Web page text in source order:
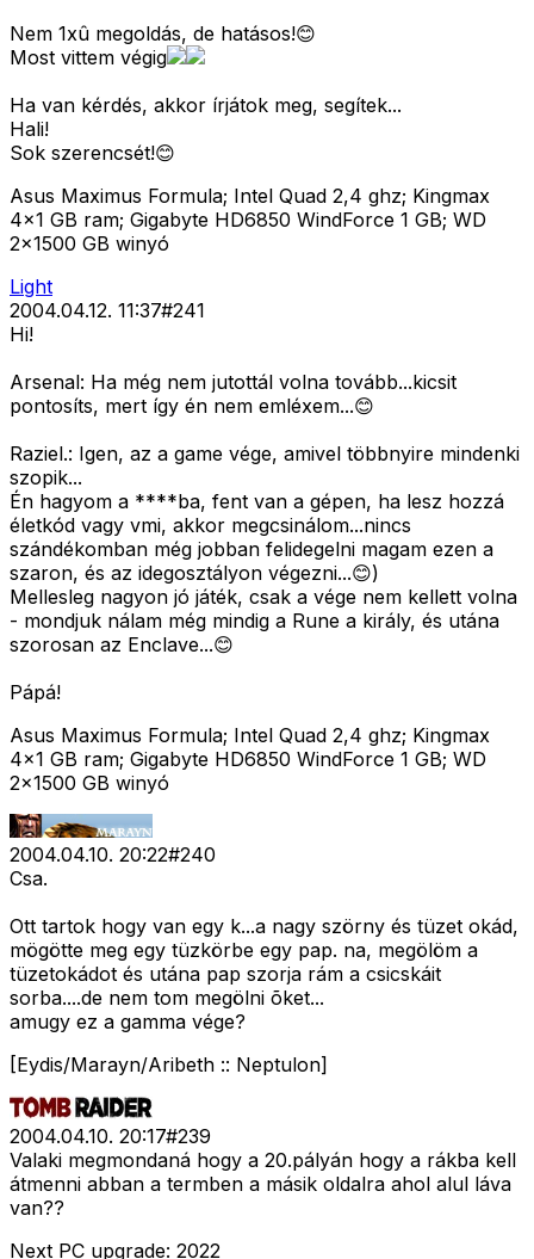
Nem 1xû megoldás, de hatásos!😊
Most vittem végig
Ha van kérdés, akkor írjátok meg, segítek...
Hali!
Sok szerencsét!😊
Asus Maximus Formula; Intel Quad 2,4 ghz; Kingmax
4x1 GB ram; Gigabyte HD6850 WindForce 1 GB; WD
2x1500 GB winyó
Light
2004.04.12. 11:37#241
Hi!
Arsenal: Ha még nem jutottál volna tovább...kicsit
pontosíts, mert így én nem emléxem...😊
Raziel.: Igen, az a game vége, amivel többnyire mindenki
szopik...
Én hagyom a ****ba, fent van a gépen, ha lesz hozzá
életkód vagy vmi, akkor megcsinálom...nincs
szándékomban még jobban felidegelni magam ezen a
szaron, és az idegosztályon végezni...😊)
Mellesleg nagyon jó játék, csak a vége nem kellett volna
- mondjuk nálam még mindig a Rune a király, és utána
szorosan az Enclave...😊
Pápá!
Asus Maximus Formula; Intel Quad 2,4 ghz; Kingmax
4x1 GB ram; Gigabyte HD6850 WindForce 1 GB; WD
2x1500 GB winyó
2004.04.10. 20:22#240
Csa.
Ott tartok hogy van egy k...a nagy szörny és tüzet okád,
mögötte meg egy tüzkörbe egy pap. na, megölöm a
tüzetokádot és utána pap szorja rám a csicskáit
sorba....de nem tom megölni õket...
amugy ez a gamma vége?
[Eydis/Marayn/Aribeth :: Neptulon]
2004.04.10. 20:17#239
Valaki megmondaná hogy a 20.pályán hogy a rákba kell
átmenni abban a termben a másik oldalra ahol alul láva
van??
Next PC upgrade: 2022